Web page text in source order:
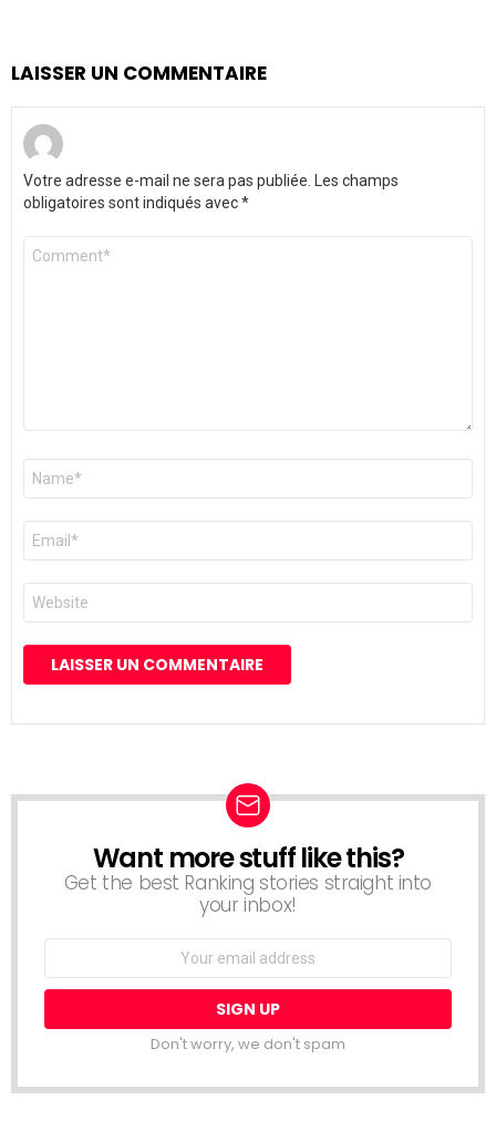
LAISSER UN COMMENTAIRE
Votre adresse e-mail ne sera pas publiée.
Les champs
obligatoires sont indiqués avec*
Commentaire
Nom
E-
mail
*
Site
web
NEWSLETTER
Want more stuff like this?
Get the best Ranking stories straight into
your inbox!
Email
Don't worry, we don't spam